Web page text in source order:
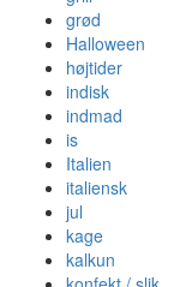
grød
Halloween
højtider
indisk
indmad
is
Italien
italiensk
jul
kage
kalkun